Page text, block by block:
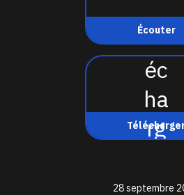
Écouter
28 septembre